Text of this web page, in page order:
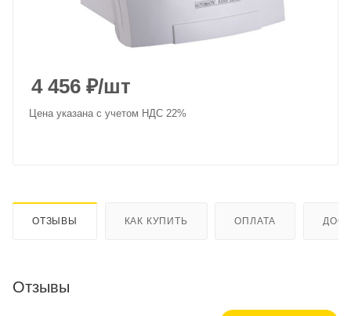
4 456 ₽/шт
Цена указана с учетом НДС 22%
ОТЗЫВЫ КАК КУПИТЬ ОПЛАТА
Отзывы